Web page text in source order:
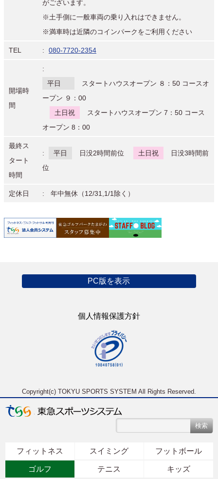
がございます。
※土手側に一般車両の乗り入れはできません。
※満車時は近隣のコインパークをご利用ください
TEL 080-7720-2354
開場時
間
平日
スタートハウスオープン ８：50 コースオ
ープン ９：00
土日祝
スタートハウスオープン 7：50 コース
オープン 8：00
最終ス
タート
時間
平日 日没2時間前位 土日祝
日没3時間前
位
定休日 年中無休（12/31,1/1除く）
PC版を表示
個人情報保護方針
Copyright(c) TOKYU SPORTS SYSTEM All Rights Reserved.
ページトップへ戻る
フィットネス スイミング フットボール
ゴルフ テニス キッズ